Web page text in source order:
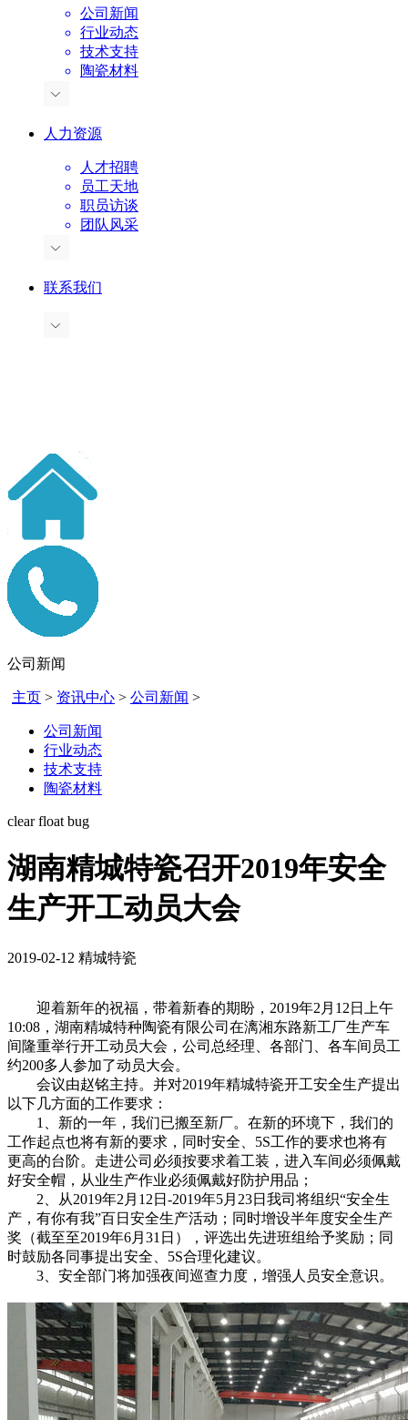
公司新闻
行业动态
技术支持
陶瓷材料
人力资源
人才招聘
员工天地
职员访谈
团队风采
联系我们
公司新闻
主页 > 资讯中心 > 公司新闻 >
公司新闻
行业动态
技术支持
陶瓷材料
clear float bug
湖南精城特瓷召开2019年安全
生产开工动员大会
2019-02-12 精城特瓷
迎着新年的祝福，带着新春的期盼，2019年2月12日上午
10:08，湖南精城特种陶瓷有限公司在漓湘东路新工厂生产车
间隆重举行开工动员大会，公司总经理、各部门、各车间员工
约200多人参加了动员大会。
会议由赵铭主持。并对2019年精城特瓷开工安全生产提出
以下几方面的工作要求：
1、新的一年，我们已搬至新厂。在新的环境下，我们的
工作起点也将有新的要求，同时安全、5S工作的要求也将有
更高的台阶。走进公司必须按要求着工装，进入车间必须佩戴
好安全帽，从业生产作业必须佩戴好防护用品；
2、从2019年2月12日-2019年5月23日我司将组织“安全生
产，有你有我”百日安全生产活动；同时增设半年度安全生产
奖（截至至2019年6月31日），评选出先进班组给予奖励；同
时鼓励各同事提出安全、5S合理化建议。
3、安全部门将加强夜间巡查力度，增强人员安全意识。